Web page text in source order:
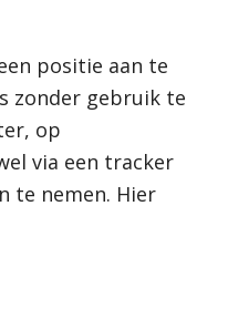
positie aan te
zonder gebruik te
op
via een tracker
te nemen. Hier